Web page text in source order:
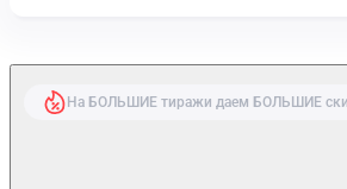
На БОЛЬШИЕ тиражи даем БОЛЬШИЕ